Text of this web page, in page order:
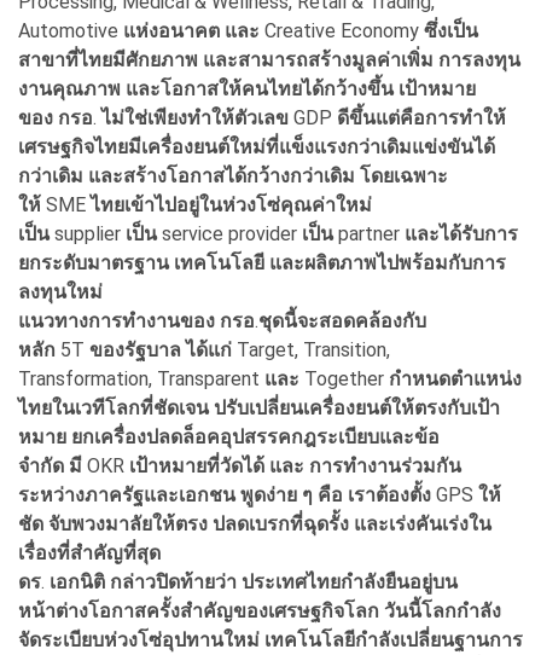
Automotive แห่งอนาคต และ Creative Economy ซึ่งเป็น
สาขาที่ไทยมีศักยภาพ และสามารถสร้างมูลค่าเพิ่ม การลงทุน
งานคุณภาพ และโอกาสให้คนไทยได้กว้างขึ้น เป้าหมาย
ของ กรอ.ไม่ใช่เพียงทำให้ตัวเลข GDP ดีขึ้นแต่คือการทำให้
เศรษฐกิจไทยมีเครื่องยนต์ใหม่ที่แข็งแรงกว่าเดิมแข่งขันได้
กว่าเดิม และสร้างโอกาสได้กว้างกว่าเดิม โดยเฉพาะ
ให้ SMEไทยเข้าไปอยู่ในห่วงโซ่คุณค่าใหม่
เป็นsupplier เป็นservice provider เป็นpartner และได้รับการ
ยกระดับมาตรฐาน เทคโนโลยี และผลิตภาพไปพร้อมกับการ
ลงทุนใหม่
แนวทางการทำงานของ กรอ.ชุดนี้จะสอดคล้องกับ
หลัก 5T ของรัฐบาล ได้แก่ Target, Transition,
Transformation, Transparent และ Together กำหนดตำแหน่ง
ไทยในเวทีโลกที่ชัดเจน ปรับเปลี่ยนเครื่องยนต์ให้ตรงกับเป้า
หมาย ยกเครื่องปลดล็อคอุปสรรคกฎระเบียบและข้อ
จำกัด มี OKR เป้าหมายที่วัดได้ และ การทำงานร่วมกัน
ระหว่างภาครัฐและเอกชน พูดง่าย ๆ คือ เราต้องตั้ง GPS ให้
ชัด จับพวงมาลัยให้ตรง ปลดเบรกที่ฉุดรั้ง และเร่งคันเร่งใน
เรื่องที่สำคัญที่สุด
ดร. เอกนิติ กล่าวปิดท้ายว่า ประเทศไทยกำลังยืนอยู่บน
หน้าต่างโอกาสครั้งสำคัญของเศรษฐกิจโลก วันนี้โลกกำลัง
จัดระเบียบห่วงโซ่อุปทานใหม่ เทคโนโลยีกำลังเปลี่ยนฐานการ